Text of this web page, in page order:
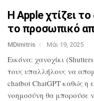
Η Apple χτίζει
το προσωπικό
MDimitris Μάι 19, 2025
Εικόνα: χανοχίκι
τους υπαλλήλους να
chatbot ChatGPT καθώς η
νοημοσύνη θα μπορούσε